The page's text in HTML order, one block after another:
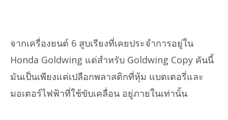
จากเครื่องยนต์ 6 สูบเรียงที่เคยประจำการอยู่ใน
Honda Goldwing แต่สำหรับ Goldwing Copy คันนี้
มันเป็นเพียงแค่เปลือกพลาสติกที่หุ้ม แบตเตอรี่และ
มอเตอร์ไฟฟ้าที่ใช้ขับเคลื่อน อยู่ภายในเท่านั้น